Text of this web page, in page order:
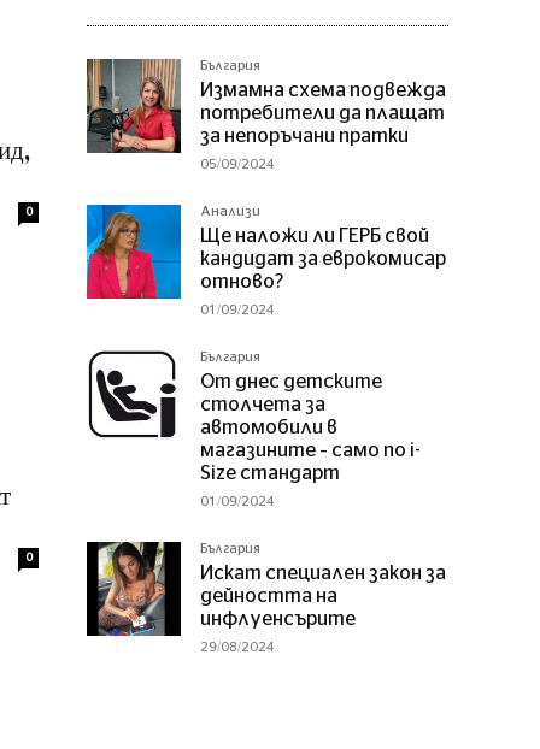
0
0
България
Измамна схема подвежда
потребители да плащат
за непоръчани пратки
05/09/2024
Анализи
Ще наложи ли ГЕРБ свой
кандидат за еврокомисар
отново?
01/09/2024
България
От днес детските
столчета за
автомобили в
магазините – само по i-
Size стандарт
01/09/2024
България
Искат специален закон за
дейността на
инфлуенсърите
29/08/2024